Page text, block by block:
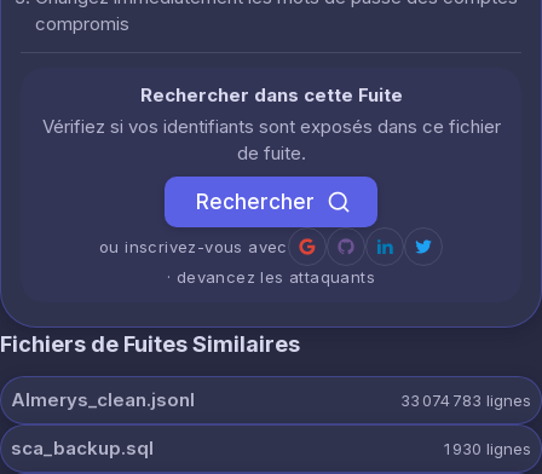
compromis
Rechercher dans cette Fuite
Vérifiez si vos identifiants sont exposés dans ce fichier
de fuite.
Rechercher
ou inscrivez-vous avec
· devancez les attaquants
Fichiers de Fuites Similaires
Almerys_clean.jsonl 33 074 783 lignes
sca_backup.sql 1 930 lignes